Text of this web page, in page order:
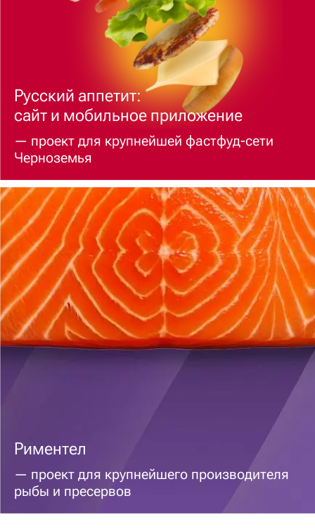
Русский аппетит:
сайт и мобильное приложение
— проект для крупнейшей фастфуд-сети
Черноземья
Риментел
— проект для крупнейшего производителя
рыбы и пресервов